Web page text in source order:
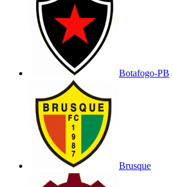
Botafogo-PB
Brusque